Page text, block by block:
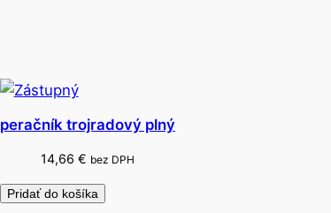
peračník trojradový plný
14,66 € bez DPH
Pridať do košíka